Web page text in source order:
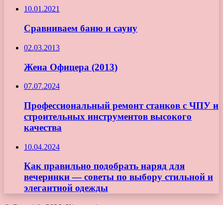
10.01.2021
Сравниваем баню и сауну
02.03.2013
Жена Офицера (2013)
07.07.2024
Профессиональный ремонт станков с ЧПУ и
строительных инструментов высокого
качества
10.04.2024
Как правильно подобрать наряд для
вечеринки — советы по выбору стильной и
элегантной одежды